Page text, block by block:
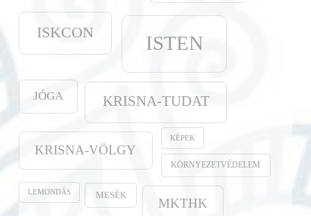
ISKCON ISTEN
JÓGA KRISNA-TUDAT
KRISNA-VÖLGY
KÉPEK
KÖRNYEZETVÉDELEM
LEMONDÁS MESÉK
MKTHK